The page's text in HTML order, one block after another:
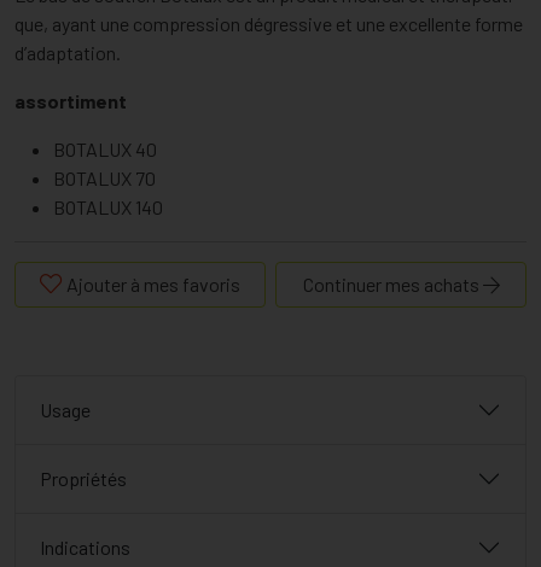
que, ayant une compression dégressive et une excellente forme
d’adaptation.
assortiment
BOTALUX 40
BOTALUX 70
BOTALUX 140
Ajouter à mes favoris Continuer mes achats
Usage
Propriétés
Indications